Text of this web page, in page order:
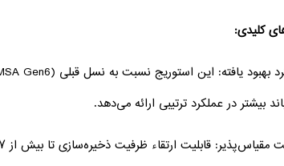
کلیدی:
بیشتر در عملکرد ترتیبی ارائه می‌دهد.